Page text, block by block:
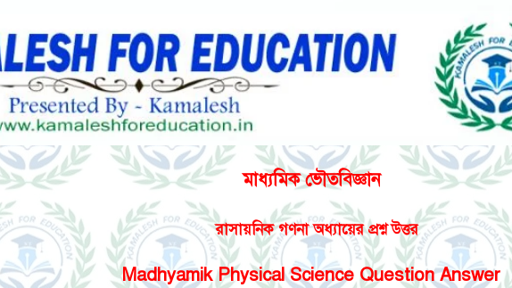
মাধ্যমিক ভৌতবিজ্ঞান
রাসায়নিক গণনা অধ্যায়ের প্রশ্ন উত্তর
Madhyamik Physical Science Question Answer